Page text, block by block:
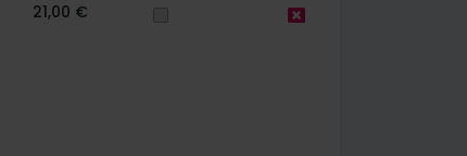
21,00 €